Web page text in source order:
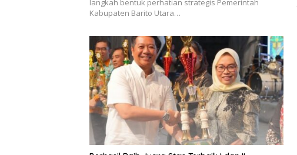
langkah bentuk perhatian strategis Pemerintah
Kabupaten Barito Utara…